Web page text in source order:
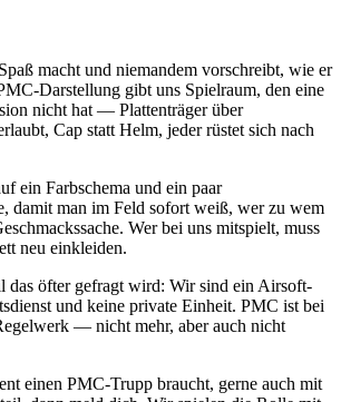
macht und niemandem vorschreibt, wie er
Darstellung gibt uns Spielraum, den eine
nicht hat — Plattenträger über
Cap statt Helm, jeder rüstet sich nach
ein Farbschema und ein paar
damit man im Feld sofort weiß, wer zu wem
Wer bei uns mitspielt, muss
neu einkleiden.
das öfter gefragt wird: Wir sind ein Airsoft-
und keine private Einheit. PMC ist bei
— nicht mehr, aber auch nicht
einen PMC-Trupp braucht, gerne auch mit